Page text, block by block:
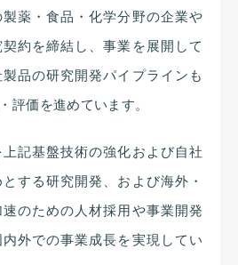
薬・食品・化学分野の企業や
約を締結し、事業を展開して
品の研究開発パイプラインも
評価を進めています。
記基盤技術の強化および自社
する研究開発、および海外・
のための人材採用や事業開発
外での事業成長を実現してい